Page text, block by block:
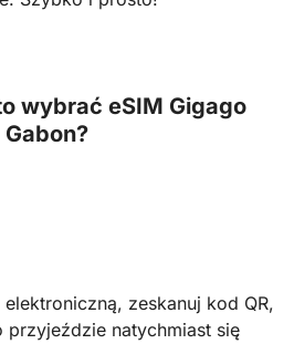
wybrać eSIM Gigago
Gabon?
zeskanuj kod QR,
natychmiast się